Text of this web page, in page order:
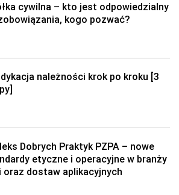
cywilna – kto jest odpowiedzialny
kogo pozwać?
należności krok po kroku [3
Dobrych Praktyk PZPA – nowe
etyczne i operacyjne w branży
oraz dostaw aplikacyjnych